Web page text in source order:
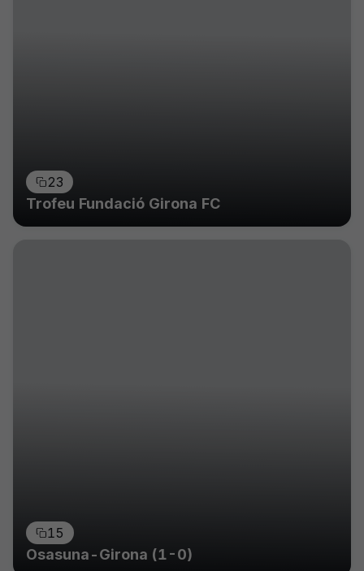
23
Trofeu Fundació Girona FC
15
Osasuna-Girona (1-0)